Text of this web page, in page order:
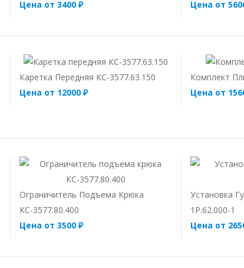
Цена от 3400 ₽
Цена от
Каретка Передняя КС-3577.63.150
Цена от 12000 ₽
Комплект
Цена от
Ограничитель Подъема Крюка
КС-3577.80.400
Цена от 3500 ₽
Установка
1Р.62.000-1
Цена от